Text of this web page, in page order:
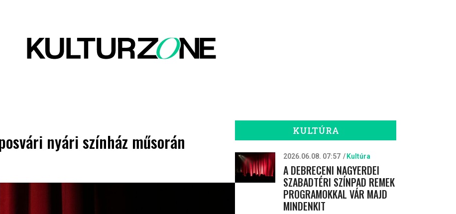
nyári színház műsorán KULTÚRA
2026.06.08. 07:57 Kultúra
A DEBRECENI NAGYERDEI
SZABADTÉRI SZÍNPAD REMEK
PROGRAMOKKAL VÁR MAJD
MINDENKIT